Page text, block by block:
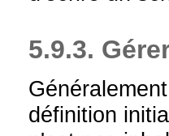
5.9.3.
définition